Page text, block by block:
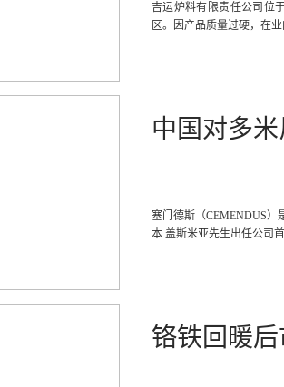
吉运炉料有限责任公司位
区。因产品质量过硬，在
中国对多
塞门德斯（CEMENDUS）
本.盖斯米亚先生出任公司
铬铁回暖